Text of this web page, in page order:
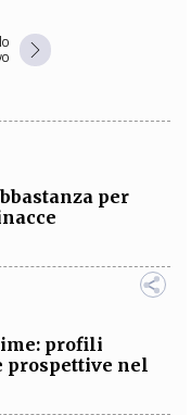
per
profili
prospettive nel